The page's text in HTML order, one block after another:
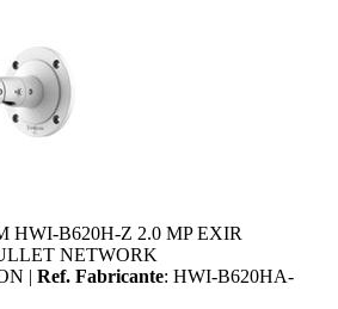
HWI-B620H-Z 2.0 MP EXIR
NETWORK
| Ref. Fabricante: HWI-B620HA-